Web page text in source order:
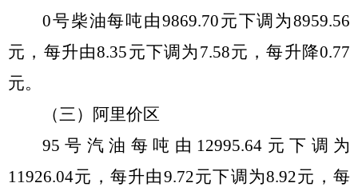
0号柴油每吨由9869.70元下调 为8959.56
元，每升由8.35元下调 为 7.58元，每升降0.77
元。
（三）阿里价区
95 号汽油每吨由 12995.64 元下调 为
11926.04元，每升由9.72元下调 为8.92元，每